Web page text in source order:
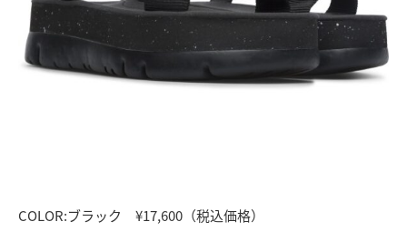
COLOR:ブラック ¥17,600（税込価格）